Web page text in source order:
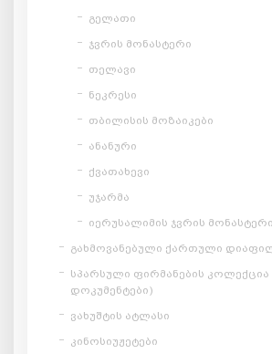
გელათი
ჯვრის მონასტერი
თელავი
ნეკრესი
თბილისის მოზაიკები
ანანური
ქვათახევი
უჯარმა
იერუსალიმის ჯვრის მონასტერი
გახმოვანებული ქართული
სპარსული ფირმანების კოლექცია
დოკუმენტები)
ვახუშტის ატლასი
კინოსიუჟეტები